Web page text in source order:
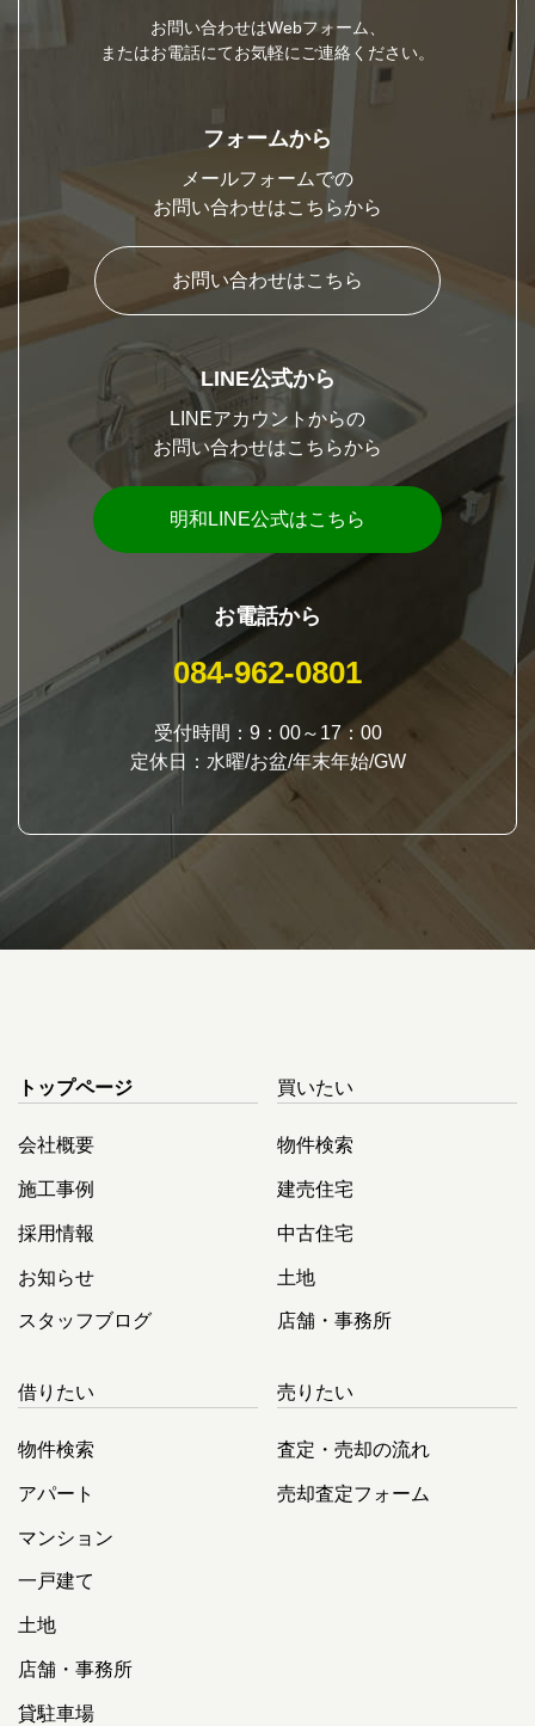
お問い合わせはWebフォーム、
またはお電話にてお気軽にご連絡ください。
フォームから
メールフォームでの
お問い合わせはこちらから
お問い合わせはこちら
LINE公式から
LINEアカウントからの
お問い合わせはこちらから
明和LINE公式はこちら
お電話から
084-962-0801
受付時間：9：00～17：00
定休日：水曜/お盆/年末年始/GW
トップページ
会社概要
施工事例
採用情報
お知らせ
スタッフブログ
買いたい
物件検索
建売住宅
中古住宅
土地
店舗・事務所
借りたい
物件検索
アパート
マンション
一戸建て
土地
店舗・事務所
貸駐車場
売りたい
査定・売却の流れ
売却査定フォーム